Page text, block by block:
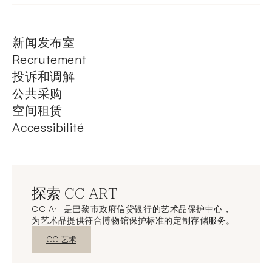
新闻发布室
Recrutement
投诉和调解
公共采购
空间租赁
Accessibilité
探索 CC ART
CC Art 是巴黎市政府信贷银行的艺术品保护中心，
为艺术品提供符合博物馆保护标准的定制存储服务。
新窗口发现
CC 艺术